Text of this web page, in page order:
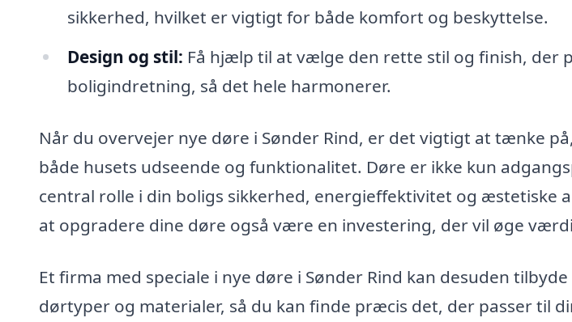
sikkerhed, hvilket er vigtigt for både komfort og beskyttelse.
Design og stil: Få hjælp til at vælge den rette stil og finish, der
boligindretning, så det hele harmonerer.
Når du overvejer nye døre i Sønder Rind, er det vigtigt at tænke
både husets udseende og funktionalitet. Døre er ikke kun
central rolle i din boligs sikkerhed, energieffektivitet og æstetiske
at opgradere dine døre også være en investering, der vil øge
Et firma med speciale i nye døre i Sønder Rind kan desuden
dørtyper og materialer, så du kan finde præcis det, der passer til